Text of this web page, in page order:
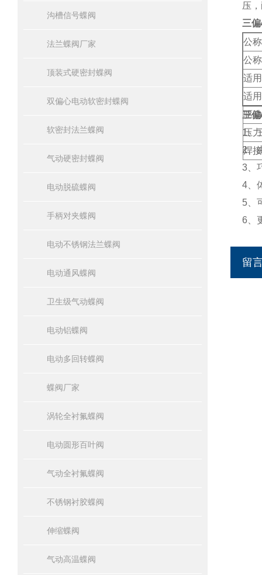
沟槽信号蝶阀
法兰蝶阀厂家
顶装式硬密封蝶阀
双偏心电动软密封蝶阀
软密封法兰蝶阀
气动硬密封蝶阀
电动脱硫蝶阀
手柄对夹蝶阀
电动不锈钢法兰蝶阀
电动通风蝶阀
卫生级气动蝶阀
电动铝蝶阀
电动多回转蝶阀
蝶阀厂家
涡轮全衬氟蝶阀
电动圆形百叶阀
气动全衬氟蝶阀
不锈钢衬胶蝶阀
伸缩蝶阀
气动高温蝶阀
压
三
公
公
适
适
驱
压
焊
三
1、
2、
3、
4、
5、
6、
留